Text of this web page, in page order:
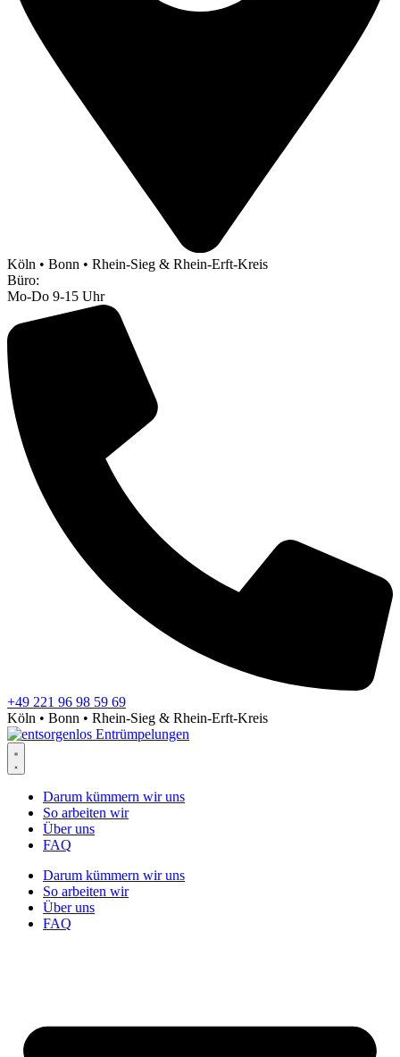
Köln • Bonn • Rhein-Sieg & Rhein-Erft-Kreis
Büro:
Mo-Do 9-15 Uhr
+49 221 96 98 59 69
Köln • Bonn • Rhein-Sieg & Rhein-Erft-Kreis
Darum kümmern wir uns
So arbeiten wir
Über uns
FAQ
Darum kümmern wir uns
So arbeiten wir
Über uns
FAQ